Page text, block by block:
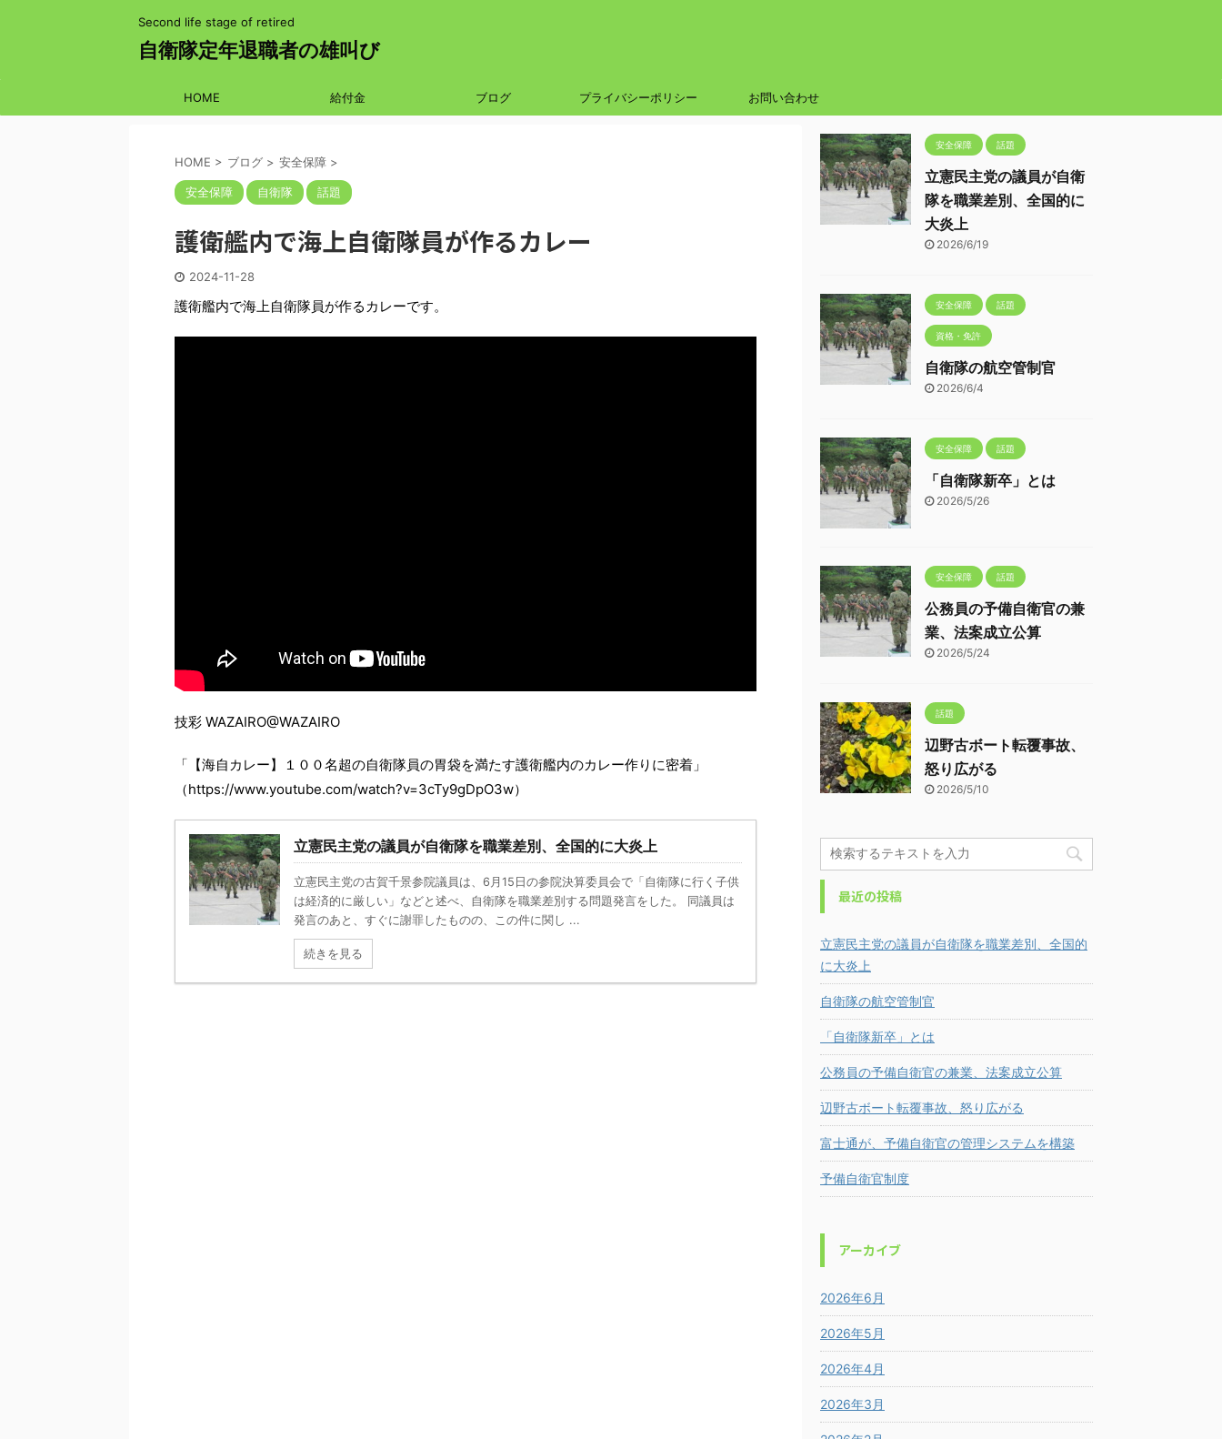
Second life stage of retired
自衛隊定年退職者の雄叫び
HOME 給付金 ブログ プライバシーポリシー お問い合わせ
HOME > ブログ > 安全保障 >
安全保障 自衛隊 話題
護衛艦内で海上自衛隊員が作るカレー
2024-11-28
護衛艦内で海上自衛隊員が作るカレーです。
技彩 WAZAIRO@WAZAIRO
「【海自カレー】１００名超の自衛隊員の胃袋を満たす護衛艦内のカレー作りに密着」
（https://www.youtube.com/watch?v=3cTy9gDpO3w）
立憲民主党の議員が自衛隊を職業差別、全国的に大炎上
立憲民主党の古賀千景参院議員は、6月15日の参院決算委員会で「自衛隊に行く子供
は経済的に厳しい」などと述べ、自衛隊を職業差別する問題発言をした。 同議員は
発言のあと、すぐに謝罪したものの、この件に関し ...
続きを見る
安全保障 話題
立憲民主党の議員が自衛
隊を職業差別、全国的に
大炎上
2026/6/19
安全保障 話題
資格・免許
自衛隊の航空管制官
2026/6/4
安全保障 話題
「自衛隊新卒」とは
2026/5/26
安全保障 話題
公務員の予備自衛官の兼
業、法案成立公算
2026/5/24
話題
辺野古ボート転覆事故、
怒り広がる
2026/5/10
最近の投稿
立憲民主党の議員が自衛隊を職業差別、全国的
に大炎上
自衛隊の航空管制官
「自衛隊新卒」とは
公務員の予備自衛官の兼業、法案成立公算
辺野古ボート転覆事故、怒り広がる
富士通が、予備自衛官の管理システムを構築
予備自衛官制度
アーカイブ
2026年6月
2026年5月
2026年4月
2026年3月